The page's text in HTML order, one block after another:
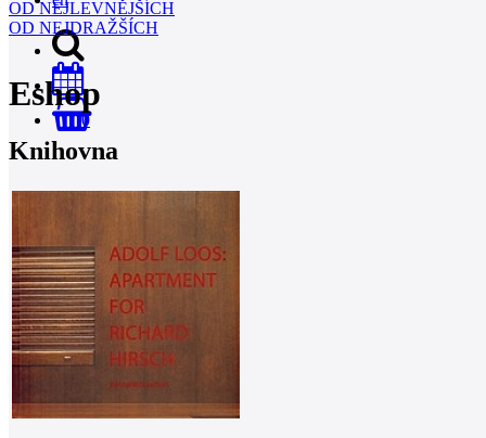
0
OD NEJLEVNĚJŠÍCH
OD NEJDRAŽŠÍCH
Eshop
Knihovna